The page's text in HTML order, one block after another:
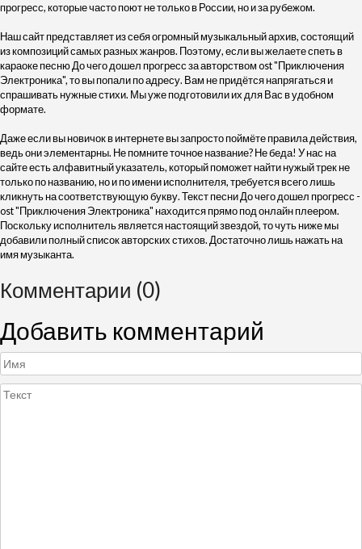
прогресс, которые часто поют не только в России, но и за рубежом.
Наш сайт представляет из себя огромный музыкальный архив, состоящий
из композиций самых разных жанров. Поэтому, если вы желаете спеть в
караоке песню До чего дошел прогресс за авторством ost "Приключения
Электроника", то вы попали по адресу. Вам не придётся напрягаться и
спрашивать нужные стихи. Мы уже подготовили их для Вас в удобном
формате.
Даже если вы новичок в интернете вы запросто поймёте правила действия,
ведь они элементарны. Не помните точное название? Не беда! У нас на
сайте есть алфавитный указатель, который поможет найти нужый трек не
только по названию, но и по имени исполнителя, требуется всего лишь
кликнуть на соответствующую букву. Текст песни До чего дошел прогресс -
ost "Приключения Электроника" находится прямо под онлайн плеером.
Поскольку исполнитель является настоящий звездой, то чуть ниже мы
добавили полный список авторских стихов. Достаточно лишь нажать на
имя музыканта.
Комментарии (0)
Добавить комментарий